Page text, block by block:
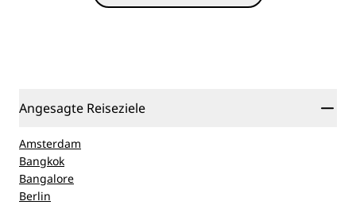
Angesagte Reiseziele
Amsterdam
Bangkok
Bangalore
Berlin